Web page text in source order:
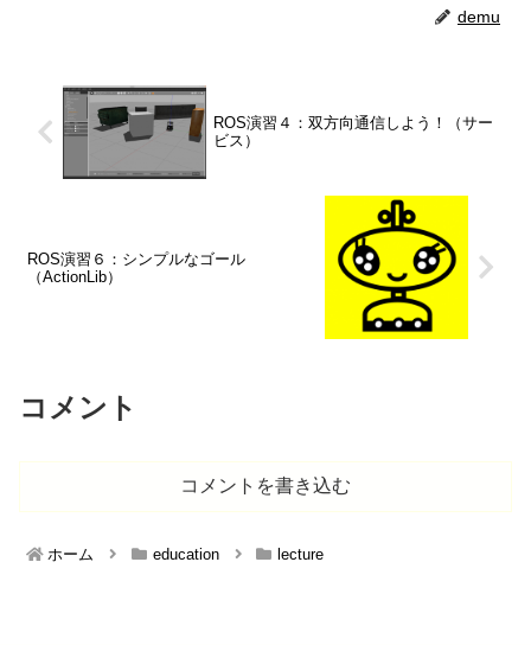
demu
ROS演習４：双方向通信しよう！（サー
ビス）
ROS演習６：シンプルなゴール
（ActionLib）
コメント
コメントを書き込む
ホーム education lecture